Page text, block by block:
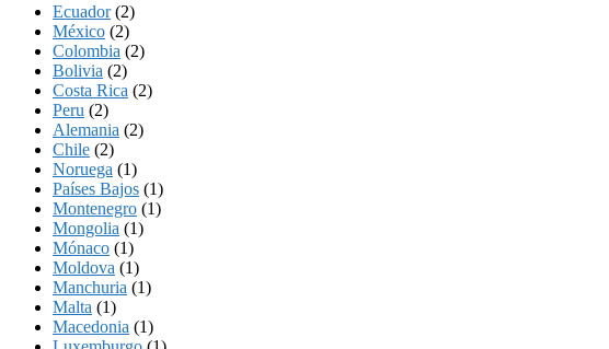
Ecuador(2)
México (2)
Colombia (2)
Bolivia (2)
Costa Rica (2)
Peru (2)
Alemania (2)
Chile (2)
Noruega (1)
Países Bajos (1)
Montenegro (1)
Mongolia (1)
Mónaco (1)
Moldova (1)
Manchuria (1)
Malta (1)
Macedonia (1)